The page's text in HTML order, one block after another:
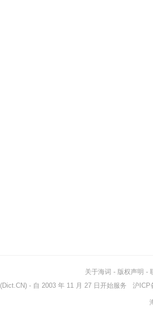
关于海词 - 版权声明 -
(Dict.CN) - 自 2003 年 11 月 27 日开始服务 沪ICP